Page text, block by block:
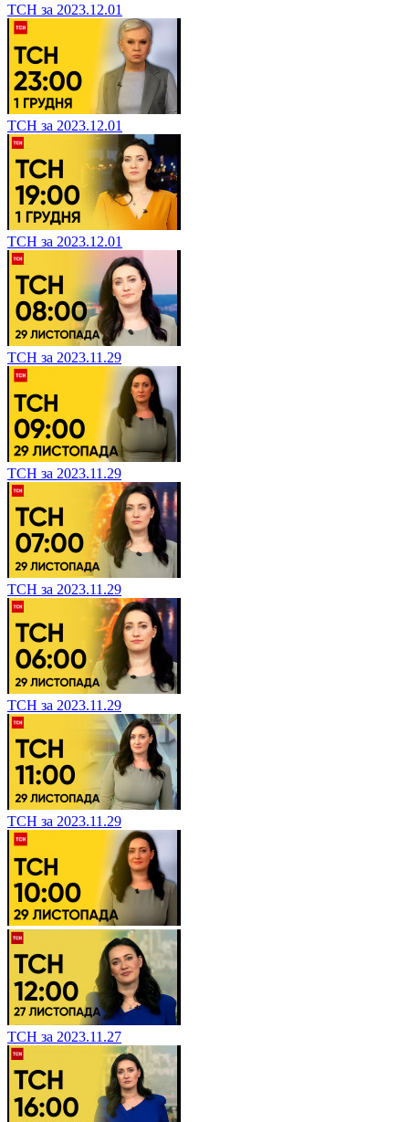
ТСН за 2023.12.01
ТСН за 2023.12.01
ТСН за 2023.12.01
ТСН за 2023.11.29
ТСН за 2023.11.29
ТСН за 2023.11.29
ТСН за 2023.11.29
ТСН за 2023.11.29
ТСН за 2023.11.27